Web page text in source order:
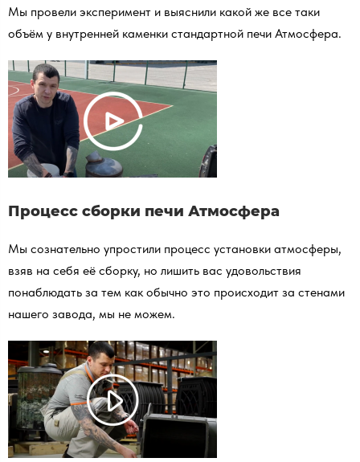
Мы провели эксперимент и выяснили какой же все таки
объём у внутренней каменки стандартной печи Атмосфера.
Процесс сборки печи Атмосфера
Мы сознательно упростили процесс установки атмосферы,
взяв на себя её сборку, но лишить вас удовольствия
понаблюдать за тем как обычно это происходит за стенами
нашего завода, мы не можем.